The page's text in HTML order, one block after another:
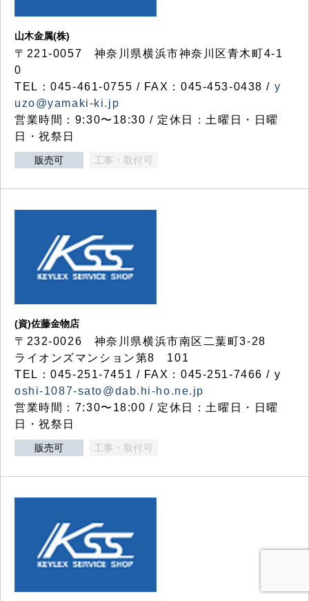
山木金属(株)
〒221-0057 神奈川県横浜市神奈川区青木町4-1
0
TEL：045-461-0755 / FAX：045-453-0438 / y
uzo@yamaki-ki.jp
営業時間：9:30〜18:30 / 定休日：土曜日・日曜
日・祝祭日
販売可 工事・取付可
(資)佐藤金物店
〒232-0026 神奈川県横浜市南区二葉町3-28
ライオンズマンション第8 101
TEL：045-251-7451 / FAX：045-251-7466 / y
oshi-1087-sato@dab.hi-ho.ne.jp
営業時間：7:30〜18:00 / 定休日：土曜日・日曜
日・祝祭日
販売可 工事・取付可